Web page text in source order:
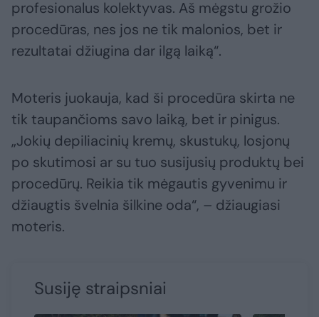
profesionalus kolektyvas. Aš mėgstu grožio
procedūras, nes jos ne tik malonios, bet ir
rezultatai džiugina dar ilgą laiką“.
Moteris juokauja, kad ši procedūra skirta ne
tik taupančioms savo laiką, bet ir pinigus.
„Jokių depiliacinių kremų, skustukų, losjonų
po skutimosi ar su tuo susijusių produktų bei
procedūrų. Reikia tik mėgautis gyvenimu ir
džiaugtis švelnia šilkine oda“, – džiaugiasi
moteris.
Susiję straipsniai